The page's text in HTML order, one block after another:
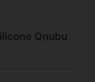
Qnubu